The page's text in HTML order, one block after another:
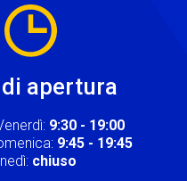
apertura
9:30 - 19:00
9:45 - 19:45
chiuso